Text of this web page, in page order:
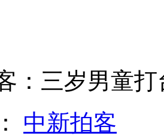
微笑单车受欢迎
说：多夸夸我就好了
：三岁男童
中新拍客